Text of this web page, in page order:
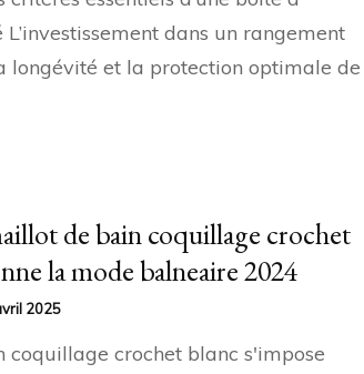
dans un rangement
longévité et la protection optimale de
de bain coquillage crochet
la mode balneaire 2024
2025
coquillage crochet blanc s'impose